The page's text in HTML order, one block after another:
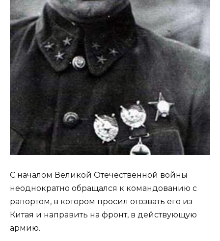
С началом Великой Отечественной войны
неоднократно обращался к командованию с
рапортом, в котором просил отозвать его из
Китая и направить на фронт, в действующую
армию.